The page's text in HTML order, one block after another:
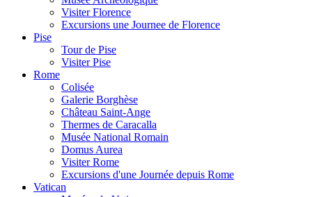
Visiter Florence
Excursions une Journee de Florence
Pise
Tour de Pise
Visiter Pise
Rome
Colisée
Galerie Borghèse
Château Saint-Ange
Thermes de Caracalla
Musée National Romain
Domus Aurea
Visiter Rome
Excursions d'une Journée depuis Rome
Vatican